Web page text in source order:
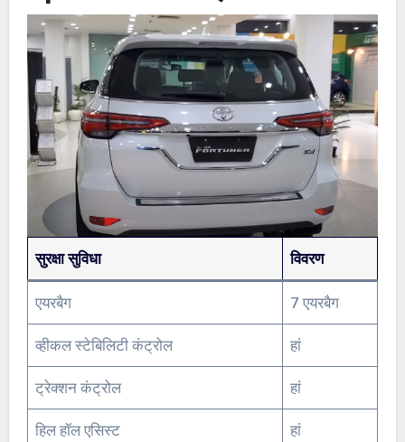
सुरक्षा सुविधा विवरण
एयरबैग 7 एयरबैग
व्हीकल स्टेबिलिटी कंट्रोल हां
ट्रेक्शन कंट्रोल हां
हिल हॉल एसिस्ट हां